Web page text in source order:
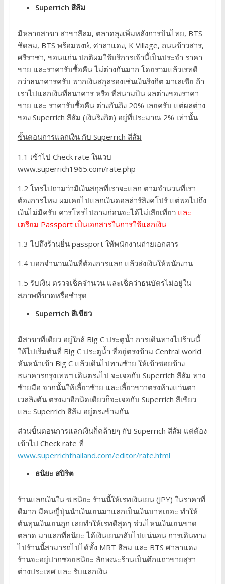
Superrich สีส้ม
มีหลายสาขา สาขาสีลม, ตลาดลุงเพิ่มหลังการบินไทย, BTS
ชิดลม, BTS พร้อมพงษ์, ศาลาแดง, K Village, ถนนข้าวสาร,
ศรีราชา, ขอนแก่น ปกติผมใช้บริการเจ้านี้เป็นประจำ ราคา
ขาย และราคารับซื้อคืน ไม่ต่างกันมาก โดยรวมแล้วเรทดี
กว่าธนาคารครับ พวกเงินสกุลรองเช่นเงินริงกิต มาเลเซีย ถ้า
เราไปแลกเงินที่ธนาคาร หรือ ที่สนามบิน ผลต่างของราคา
ขาย และ ราคารับซื้อคืน ต่างกันถึง 20% เลยครับ แต่ผลต่าง
ของ Superrich สีส้ม (เงินริงกิต) อยู่ที่ประมาณ 2% เท่านั้น
ขั้นตอนการแลกเงิน กับ Superrich สีส้ม
1.1 เข้าไป Check rate ในเวบ
www.superrich1965.com/rate.php
1.2 โทรไปถามว่ามีเงินสกุลที่เราจะแลก ตามจำนวนที่เรา
ต้องการไหม ผมเคยไปแลกเงินดอลล่าร์สิงคโปร์ แต่พอไปถึง
เงินไม่มีครับ ควรโทรไปถามก่อนจะได้ไม่เสียเที่ยว และ
เตรียม Passport เป็นเอกสารในการใช้แลกเงิน
1.3 ไปถึงร้านยื่น passport ให้พนักงานถ่ายเอกสาร
1.4 บอกจำนวนเงินที่ต้องการแลก แล้วส่งเงินให้พนักงาน
1.5 รับเงิน ตรวจเช็คจำนวน และเช็คว่าธนบัตรไม่อยู่ใน
สภาพที่ขาดหรือชำรุด
Superrich สีเขียว
มีสาขาที่เดียว อยู่ใกล้ Big C ประตูน้ำ การเดินทางไปร้านนี้
ให้ไปเริ่มต้นที่ Big C ประตูน้ำ ที่อยู่ตรงข้าม Central world
หันหน้าเข้า Big C แล้วเดินไปทางซ้าย ให้เข้าซอยข้าง
ธนาคารกรุงเทพฯ เดินตรงไป จะเจอกับ Superrich สีส้ม ทาง
ซ้ายมือ จากนั้นให้เลี้ยวซ้าย และเลี้ยวขวาตรงห้างแว่นตา
เวลลิงตัน ตรงมาอีกนิดเดียวก็จะเจอกับ Superrich สีเขียว
และ Superrich สีส้ม อยู่ตรงข้ามกัน
ส่วนขั้นตอนการแลกเงินก็คล้ายๆ กับ Superrich สีส้ม แต่ต้อง
เข้าไป Check rate ที่
www.superrichthailand.com/editor/rate.html
ธนิยะ สปิริต
ร้านแลกเงินใน ซ.ธนิยะ ร้านนี้ให้เรทเงินเยน (JPY) ในราคาที่
ดีมาก มีคนญี่ปุ่นนำเงินเยนมาแลกเป็นเงินบาทเยอะ ทำให้
ต้นทุนเงินเยนถูก เลยทำให้เรทดีสุดๆ ช่วงไหนเงินเยนขาด
ตลาด มาแลกที่ธนิยะ ได้เงินเยนกลับไปแน่นอน การเดินทาง
ไปร้านนี้สามารถไปได้ทั้ง MRT สีลม และ BTS ศาลาแดง
ร้านจะอยู่ปากซอยธนิยะ ลักษณะร้านเป็นตึกแถวขายสุรา
ต่างประเทศ และ รับแลกเงิน